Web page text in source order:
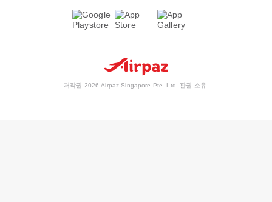
저작권 2026 Airpaz Singapore Pte. Ltd. 판권 소유.